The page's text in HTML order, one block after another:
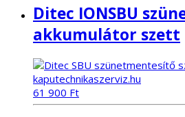
Ditec IONSBU
akkumulátor szett
61 900 Ft